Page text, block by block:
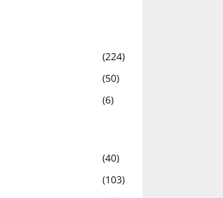
(224)
(50)
(6)
(40)
(103)